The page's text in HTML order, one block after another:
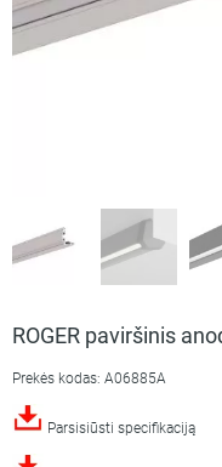
ROGER paviršinis
Prekės kodas: A06885A
Parsisiūsti specifikaciją